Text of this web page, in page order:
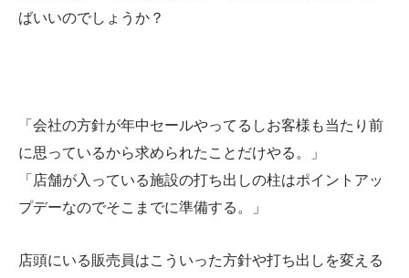
ばいいのでしょうか？
「会社の方針が年中セールやってるしお客様も当たり前
に思っているから求められたことだけやる。」
「店舗が入っている施設の打ち出しの柱はポイントアッ
プデーなのでそこまでに準備する。」
店頭にいる販売員はこういった方針や打ち出しを変える